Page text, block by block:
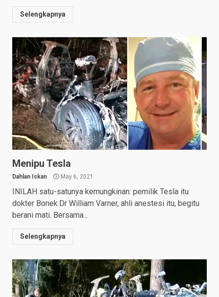
Selengkapnya
Menipu Tesla
Dahlan Iskan May 6, 2021
INILAH satu-satunya kemungkinan: pemilik Tesla itu
dokter Bonek.Dr William Varner, ahli anestesi itu, begitu
berani mati. Bersama...
Selengkapnya